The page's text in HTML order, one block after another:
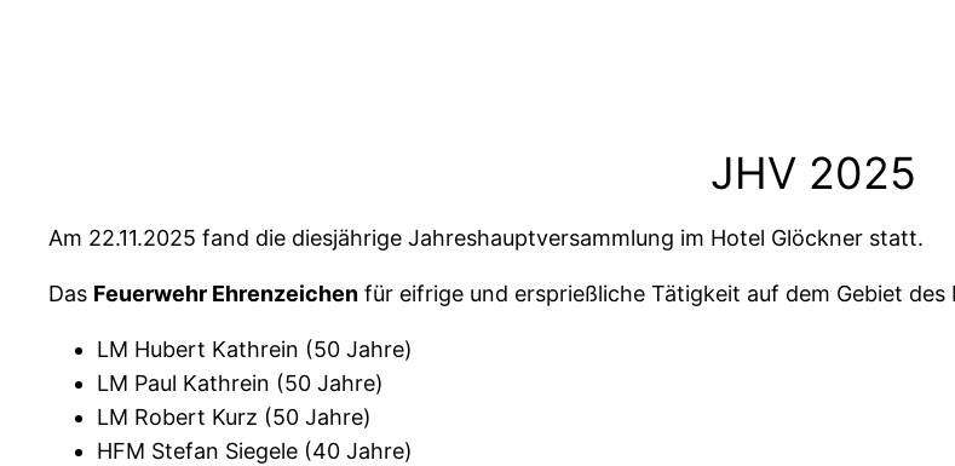
JHV 2025
Am 22.11.2025 fand die diesjährige Jahreshauptversammlung im Hotel Glöckner statt.
Das Feuerwehr Ehrenzeichen für eifrige und ersprießliche Tätigkeit auf dem Gebiet des
LM Hubert Kathrein (50 Jahre)
LM Paul Kathrein (50 Jahre)
LM Robert Kurz (50 Jahre)
HFM Stefan Siegele (40 Jahre)